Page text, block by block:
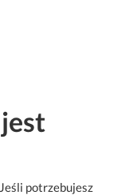
potrzebujesz